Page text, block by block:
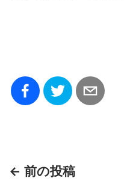
← 前の投稿